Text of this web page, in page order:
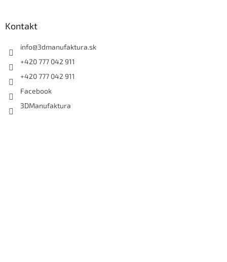
Kontakt
info@3dmanufaktura.sk
+420 777 042 911
+420 777 042 911
Facebook
3DManufaktura